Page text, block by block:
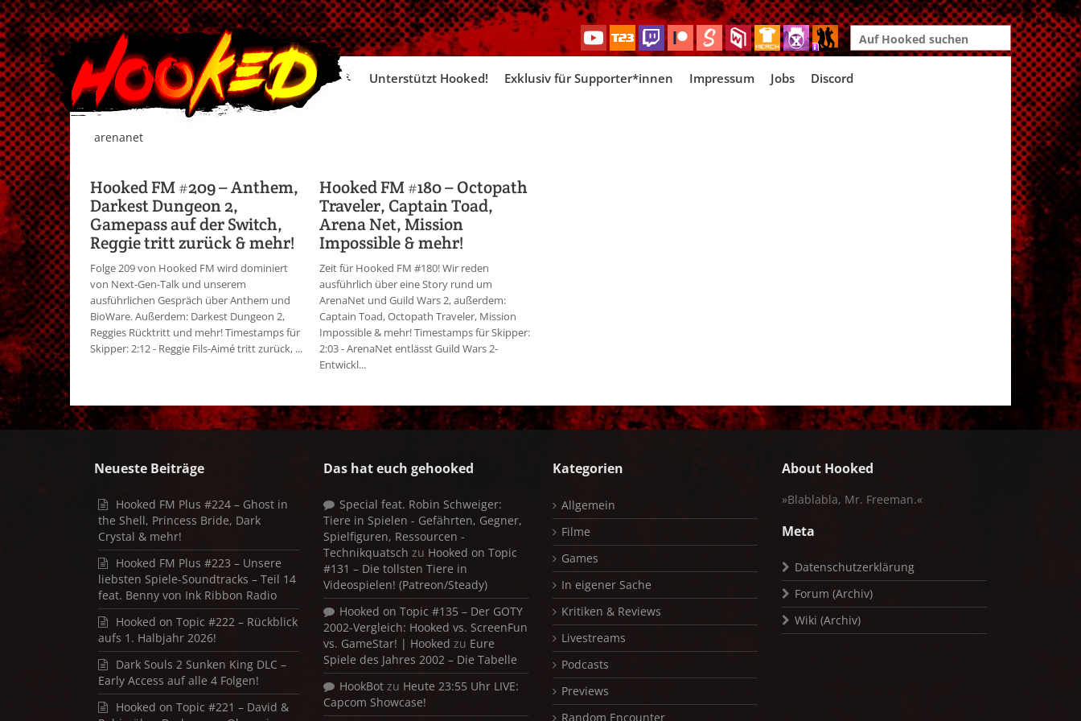
Search
for:
Skip
Unterstützt Hooked! Exklusiv für Supporter*innen Impressum Jobs Discord
arenanet
Hooked FM #209 – Anthem,
Darkest Dungeon 2,
Gamepass auf der Switch,
Reggie tritt zurück & mehr!
Folge 209 von Hooked FM wird dominiert
von Next-Gen-Talk und unserem
ausführlichen Gespräch über Anthem und
BioWare. Außerdem: Darkest Dungeon 2,
Reggies Rücktritt und mehr! Timestamps für
Skipper: 2:12 - Reggie Fils-Aimé tritt zurück, ...
Hooked FM #180 – Octopath
Traveler, Captain Toad,
Arena Net, Mission
Impossible & mehr!
Zeit für Hooked FM #180! Wir reden
ausführlich über eine Story rund um
ArenaNet und Guild Wars 2, außerdem:
Captain Toad, Octopath Traveler, Mission
Impossible & mehr! Timestamps für Skipper:
2:03 - ArenaNet entlässt Guild Wars 2-
Entwickl...
Neueste Beiträge
Hooked FM Plus #224 – Ghost in
the Shell, Princess Bride, Dark
Crystal & mehr!
Hooked FM Plus #223 – Unsere
liebsten Spiele-Soundtracks – Teil 14
feat. Benny von Ink Ribbon Radio
Hooked on Topic #222 – Rückblick
aufs 1. Halbjahr 2026!
Dark Souls 2 Sunken King DLC –
Early Access auf alle 4 Folgen!
Hooked on Topic #221 – David &
Das hat euch gehooked
Special feat. Robin Schweiger:
Tiere in Spielen - Gefährten, Gegner,
Spielfiguren, Ressourcen -
Technikquatsch zu Hooked on Topic
#131 – Die tollsten Tiere in
Videospielen! (Patreon/Steady)
Hooked on Topic #135 – Der GOTY
2002-Vergleich: Hooked vs. ScreenFun
vs. GameStar! | Hooked zu Eure
Spiele des Jahres 2002 – Die Tabelle
HookBot zu Heute 23:55 Uhr LIVE:
Capcom Showcase!
Kategorien
Allgemein
Filme
Games
In eigener Sache
Kritiken & Reviews
Livestreams
Podcasts
Previews
Random Encounter
About Hooked
»Blablabla, Mr. Freeman.«
Meta
Datenschutzerklärung
Forum (Archiv)
Wiki (Archiv)